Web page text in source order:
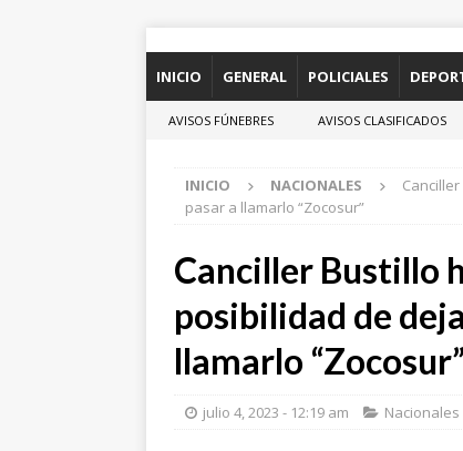
INICIO GENERAL POLICIALES
AVISOS FÚNEBRES AVISOS CLASIFICADOS
INICIO NACIONALES
pasar a llamarlo “Zocosur”
Canciller Bustillo
posibilidad de
llamarlo “Zocosur”
julio 4, 2023 - 12:19 am Nacionales